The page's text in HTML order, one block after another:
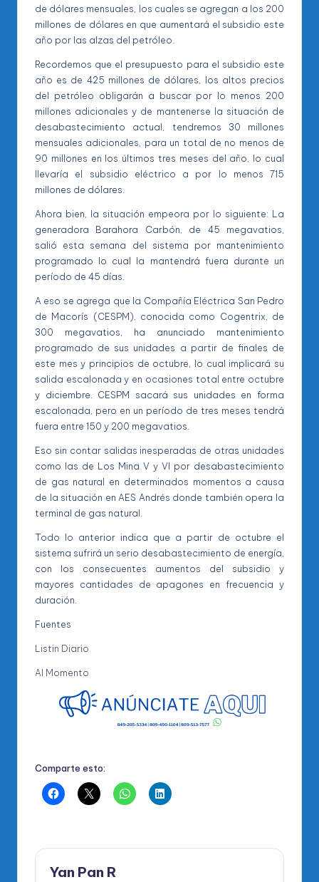
de dólares mensuales, los cuales se agregan a los 200
millones de dólares en que aumentará el subsidio este
año por las alzas del petróleo.
Recordemos que el presupuesto para el subsidio este
año es de 425 millones de dólares, los altos precios
del petróleo obligarán a buscar por lo menos 200
millones adicionales y de mantenerse la situación de
desabastecimiento actual, tendremos 30 millones
mensuales adicionales, para un total de no menos de
90 millones en los últimos tres meses del año, lo cual
llevaría el subsidio eléctrico a por lo menos 715
millones de dólares.
Ahora bien, la situación empeora por lo siguiente: La
generadora Barahora Carbón, de 45 megavatios,
salió esta semana del sistema por mantenimiento
programado lo cual la mantendrá fuera durante un
período de 45 días.
A eso se agrega que la Compañía Eléctrica San Pedro
de Macorís (CESPM), conocida como Cogentrix, de
300 megavatios, ha anunciado mantenimiento
programado de sus unidades a partir de finales de
este mes y principios de octubre, lo cual implicará su
salida escalonada y en ocasiones total entre octubre
y diciembre. CESPM sacará sus unidades en forma
escalonada, pero en un período de tres meses tendrá
fuera entre 150 y 200 megavatios.
Eso sin contar salidas inesperadas de otras unidades
como las de Los Mina V y VI por desabastecimiento
de gas natural en determinados momentos a causa
de la situación en AES Andrés donde también opera la
terminal de gas natural.
Todo lo anterior indica que a partir de octubre el
sistema sufrirá un serio desabastecimiento de energía,
con los consecuentes aumentos del subsidio y
mayores cantidades de apagones en frecuencia y
duración.
Fuentes
Listin Diario
Al Momento
Comparte esto:
Yan Pan R